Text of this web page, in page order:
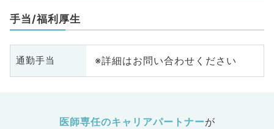
手当/福利厚生
通勤手当 ※詳細はお問い合わせください
医師専任のキャリアパートナーが